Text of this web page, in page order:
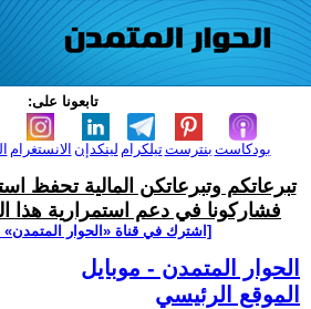
تابعونا على:
الانستغرام لينكدإن تيلكرامبنترست بودكاست
تبرعاتكم وتبرعاتكن المالية تحفظ
فشاركونا في دعم استمرارية هذا
[اشترك في قناة ‫«الحوار المتمدن»
الحوار المتمدن - موبايل
الموقع الرئيسي